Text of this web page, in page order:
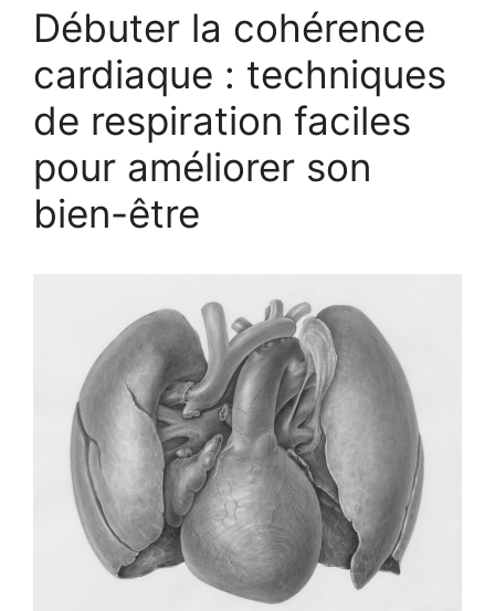
Débuter la cohérence
cardiaque : techniques
de respiration faciles
pour améliorer son
bien-être